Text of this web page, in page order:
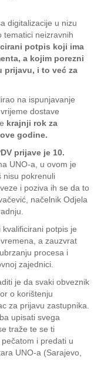
digitalizacije u nizu
tematici neizravnih
potpis koji ima
a kojim porezni
prijavu, i to već za
na ispunjavanje
dostave
krajnji rok za
godine.
prijave je 10.
UNO-a, u ovom je
nisu pokrenuli
i poziva ih se da to
načelnik Odjela
potpis je
a zauzvrat
procesa i
zajednici.
je da svaki obveznik
o korištenju
za prijavu zastupnika.
upisati svega
traže te se ti
i predati u
UNO-a (Sarajevo,